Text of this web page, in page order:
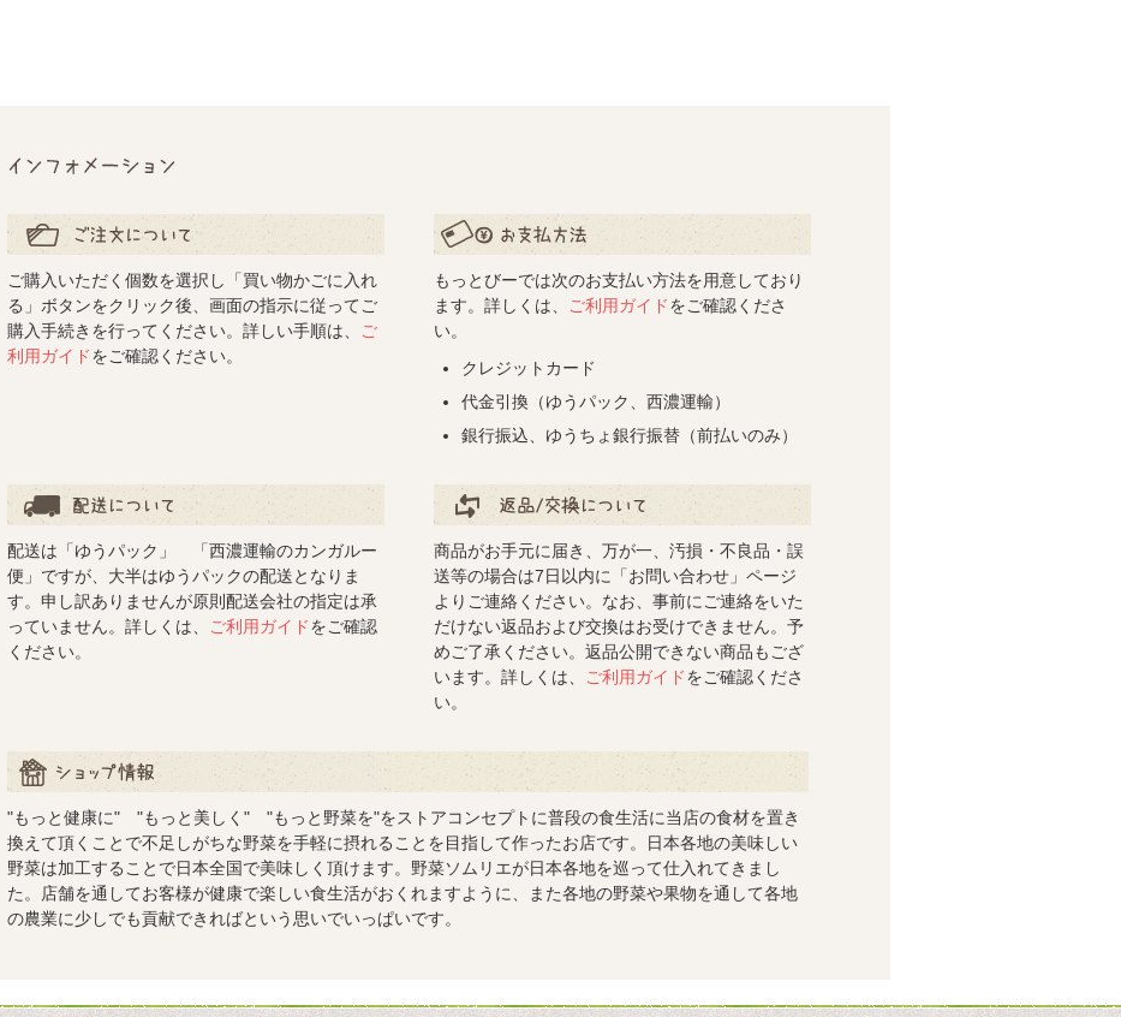
ご注文について
ご購入いただく個数を選択し「買い物かごに入れ
る」ボタンをクリック後、画面の指示に従ってご
購入手続きを行ってください。詳しい手順は、
ご
利用ガイドをご確認ください。
お支払い方法について
もっとびーでは次のお支払い方法を用意しており
ます。詳しくは、
ご利用ガイドをご確認くださ
い。
クレジットカード
代金引換（ゆうパック、西濃運輸）
銀行振込、ゆうちょ銀行振替（前払いのみ）
配送について
配送は「ゆうパック」 「西濃運輸のカンガルー
便」ですが、大半はゆうパックの配送となりま
す。申し訳ありませんが原則配送会社の指定は承
っていません。詳しくは、
ご利用ガイドをご確認
ください。
返品/交換について
商品がお手元に届き、万が一、汚損・不良品・誤
送等の場合は7日以内に「お問い合わせ」ページ
よりご連絡ください。なお、事前にご連絡をいた
だけない返品および交換はお受けできません。予
めご了承ください。返品公開できない商品もござ
います。詳しくは、
ご利用ガイドをご確認くださ
い。
ショップ情報
"もっと健康に" "もっと美しく" "もっと野菜を"をストアコンセプトに普段の食生活に当店の食材を置き
換えて頂くことで不足しがちな野菜を手軽に摂れることを目指して作ったお店です。日本各地の美味しい
野菜は加工することで日本全国で美味しく頂けます。野菜ソムリエが日本各地を巡って仕入れてきまし
た。店舗を通してお客様が健康で楽しい食生活がおくれますように、また各地の野菜や果物を通して各地
の農業に少しでも貢献できればという思いでいっぱいです。